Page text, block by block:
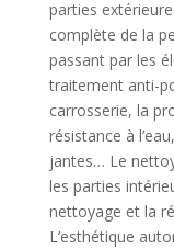
parties
complète de la
passant par les
traitement anti-
carrosserie, la
résistance à
jantes… Le
les parties
nettoyage et la
L’esthétique